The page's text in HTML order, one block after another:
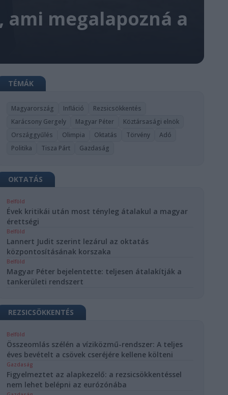
ami megalapozná a
TÉMÁK
Magyarország Infláció
Rezsicsökkentés
Karácsony Gergely
Magyar Péter
Köztársasági elnök
Országgyűlés
Olimpia Oktatás Törvény
Adó
Politika
Tisza Párt Gazdaság
OKTATÁS
Belföld
Évek kritikái után most tényleg átalakul a magyar
érettségi
Belföld
Lannert Judit szerint lezárul az oktatás
központosításának korszaka
Belföld
Magyar Péter bejelentette: teljesen átalakítják a
tankerületi rendszert
REZSICSÖKKENTÉS
Belföld
Összeomlás szélén a víziközmű-rendszer: A teljes
éves bevételt a csövek cseréjére kellene költeni
Gazdaság
Figyelmeztet az alapkezelő: a rezsicsökkentéssel
nem lehet belépni az eurózónába